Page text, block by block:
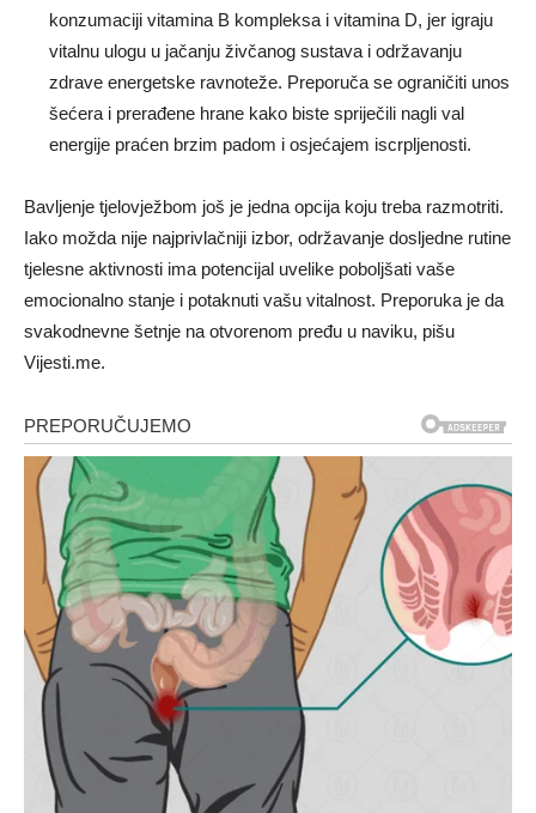
konzumaciji vitamina B kompleksa i vitamina D, jer igraju
vitalnu ulogu u jačanju živčanog sustava i održavanju
zdrave energetske ravnoteže. Preporuča se ograničiti unos
šećera i prerađene hrane kako biste spriječili nagli val
energije praćen brzim padom i osjećajem iscrpljenosti.
Bavljenje tjelovježbom još je jedna opcija koju treba razmotriti.
Iako možda nije najprivlačniji izbor, održavanje dosljedne rutine
tjelesne aktivnosti ima potencijal uvelike poboljšati vaše
emocionalno stanje i potaknuti vašu vitalnost. Preporuka je da
svakodnevne šetnje na otvorenom pređu u naviku, pišu
Vijesti.me.